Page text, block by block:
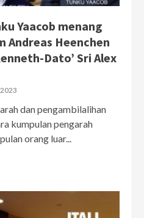
Yaacob menang
Andreas Heenchen
Dato’ Sri Alex
dan pengambilalihan
kumpulan pengarah
orang luar...